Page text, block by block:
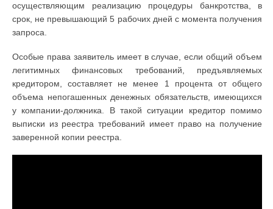
осуществляющим реализацию процедуры банкротства, в
срок, не превышающий 5 рабочих дней с момента получения
запроса.
Особые права заявитель имеет в случае, если общий объем
легитимных финансовых требований, предъявляемых
кредитором, составляет не менее 1 процента от общего
объема непогашенных денежных обязательств, имеющихся
у компании-должника. В такой ситуации кредитор помимо
выписки из реестра требований имеет право на получение
заверенной копии реестра.